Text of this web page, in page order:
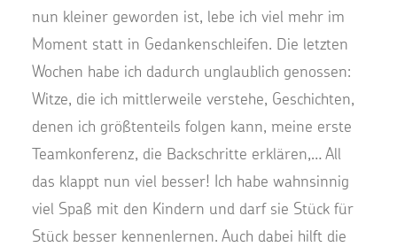
nun kleiner geworden ist, lebe ich viel mehr im
Moment statt in Gedankenschleifen. Die letzten
Wochen habe ich dadurch unglaublich genossen:
Witze, die ich mittlerweile verstehe, Geschichten,
denen ich größtenteils folgen kann, meine erste
Teamkonferenz, die Backschritte erklären,… All
das klappt nun viel besser! Ich habe wahnsinnig
viel Spaß mit den Kindern und darf sie Stück für
Stück besser kennenlernen. Auch dabei hilft die